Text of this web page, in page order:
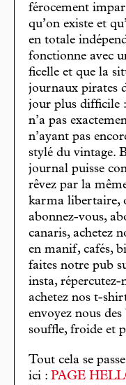
férocement
qu’on existe et
en totale
fonctionne avec
ficelle et que la
journaux pirates
jour plus difficile
n’a pas
n’ayant pas
stylé du vintage.
journal puisse
rêvez par la
karma libertaire,
abonnez-vous,
canaris, achetez
en manif, cafés,
faites notre pub
insta, répercutez-
achetez nos t-
envoyez nous
souffle, froide et
Tout cela se
ici : PAGE